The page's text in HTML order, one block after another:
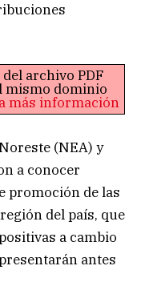
archivo PDF
mismo dominio
más información
(NEA) y
a conocer
promoción de las
del país, que
a cambio
antes